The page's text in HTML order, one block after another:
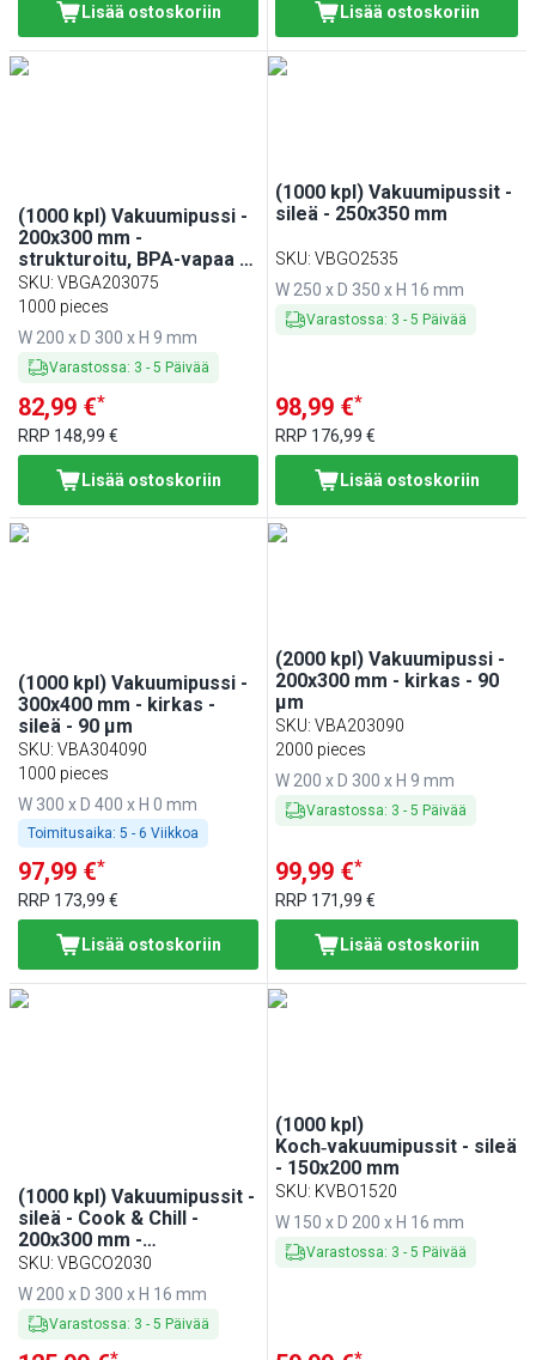
Lisää ostoskoriin Lisää ostoskoriin
(1000 kpl) Vakuumipussi -
200x300 mm -
strukturoitu, BPA-vapaa -
75 µm
SKU: VBGA203075
1000 pieces
W 200 x D 300 x H 9 mm
Varastossa: 3 - 5 Päivää
82,99 €*
RRP 148,99 €
Lisää ostoskoriin
(1000 kpl) Vakuumipussit -
sileä - 250x350 mm
SKU:VBGO2535
W 250 x D 350 x H 16 mm
Varastossa: 3 -5 Päivää
98,99 €*
RRP 176,99 €
Lisää ostoskoriin
(1000 kpl) Vakuumipussi -
300x400 mm - kirkas -
sileä - 90 µm
SKU: VBA304090
1000 pieces
W 300 x D 400 x H 0 mm
Toimitusaika: 5 - 6 Viikkoa
97,99 €*
RRP 173,99 €
Lisää ostoskoriin
(2000 kpl) Vakuumipussi -
200x300 mm - kirkas - 90
µm
SKU:VBA203090
2000 pieces
W 200 x D 300 x H 9 mm
Varastossa: 3 -5 Päivää
99,99 €*
RRP 171,99 €
Lisää ostoskoriin
(1000 kpl) Vakuumipussit -
sileä - Cook & Chill -
200x300 mm -
yhteensopiva:
kammiovakuumikoneet -
sininen, BPA- ja PVC-
vapaa
SKU: VBGCO2030
W 200 x D 300 x H 16 mm
Varastossa: 3 - 5 Päivää
(1000 kpl)
Koch‑vakuumipussit - sileä
- 150x200 mm
SKU: KVBO1520
W 150 x D 200 x H 16 mm
Varastossa: 3 -5 Päivää